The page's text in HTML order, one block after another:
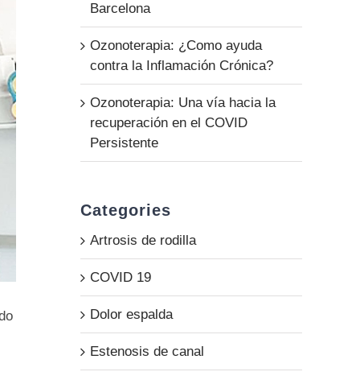
Barcelona
Ozonoterapia: ¿Como ayuda
contra la Inflamación Crónica?
Ozonoterapia: Una vía hacia la
recuperación en el COVID
Persistente
Categories
Artrosis de rodilla
COVID 19
Dolor espalda
Estenosis de canal